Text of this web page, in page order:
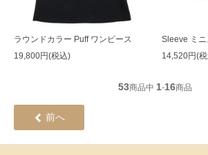
ラウンドカラー Puff ワンピース
19,800円(税込)
Sleeve ミニ
14,520円(
53商品中 1-16商品
前へ